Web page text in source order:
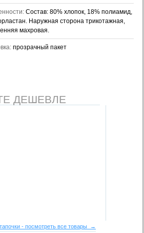
Состав: 80% хлопок, 18% полиамид,
Наружная сторона трикотажная,
махровая.
прозрачный пакет
ДЕШЕВЛЕ
- посмотреть все товары →